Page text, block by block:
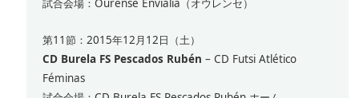
試合会場：Ourense Envialia（オウレンセ）
第11節：2015年12月12日（土）
CD Burela FS Pescados Rubén – CD Futsi Atlético
Féminas